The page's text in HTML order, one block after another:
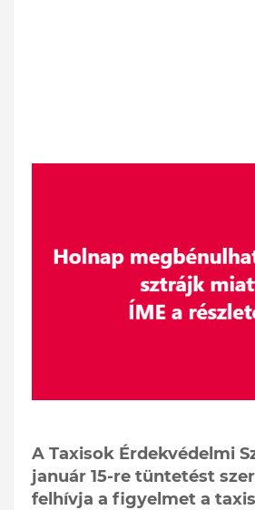
A Taxisok Érdekvédelmi
január 15-re tüntetést
felhívja a figyelmet a